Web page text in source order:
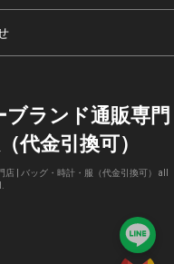
ランド通販専門
代金引換可）
| バッグ・時計・服（代金引換可） all